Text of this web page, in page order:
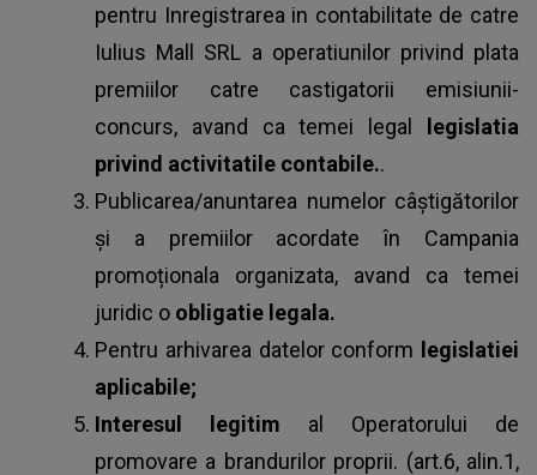
pentru Inregistrarea in contabilitate de catre
Iulius Mall SRL a operatiunilor privind plata
premiilor catre castigatorii emisiunii-
concurs, avand ca temei legal legislatia
privind activitatile contabile..
Publicarea/anuntarea numelor câștigătorilor
și a premiilor acordate în Campania
promoționala organizata, avand ca temei
juridic o obligatie legala.
Pentru arhivarea datelor conform legislatiei
aplicabile;
Interesul legitim al Operatorului de
promovare a brandurilor proprii. (art.6, alin.1,